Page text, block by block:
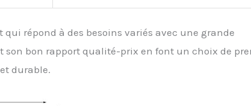
répond à des besoins variés avec une grande
bon rapport qualité-prix en font un choix de
durable.